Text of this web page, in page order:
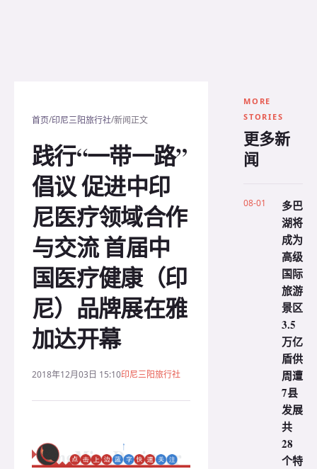
首页/印尼三阳旅行社/新闻正文
践行“一带一路”
倡议 促进中印
尼医疗领域合作
与交流 首届中
国医疗健康（印
尼）品牌展在雅
加达开幕
2018年12月03日 15:10印尼三阳旅行社
MORE
STORIES
更多新
闻
08-01
多巴
湖将
成为
高级
国际
旅游
景区
3.5
万亿
盾供
周遭
7县
发展
共
28
个特